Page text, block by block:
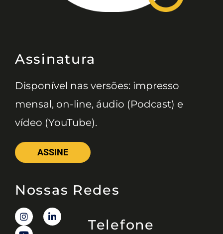
Assinatura
Disponível nas versões: impresso
mensal, on-line, áudio (Podcast) e
vídeo (YouTube).
ASSINE
Nossas Redes
Telefone